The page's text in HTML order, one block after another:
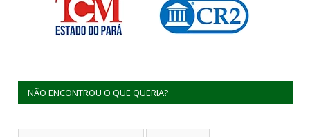
NÃO ENCONTROU O QUE QUERIA?